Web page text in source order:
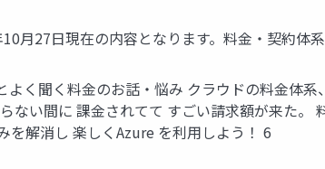
月27日現在の内容となります。料金・契約
よく聞く料金のお話・悩み クラウドの料金体
ない間に 課金されてて すごい請求額が来た。
を解消し 楽しくAzure を利用しよう！ 6